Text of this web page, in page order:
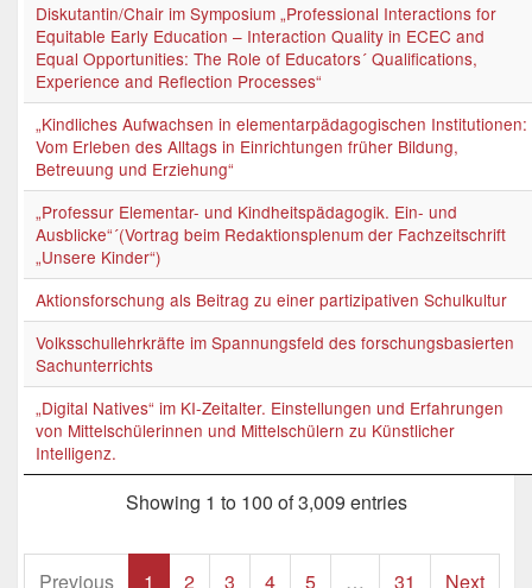
Diskutantin/Chair im Symposium „Professional Interactions for
Equitable Early Education – Interaction Quality in ECEC and
Equal Opportunities: The Role of Educators´ Qualifications,
Experience and Reflection Processes“
„Kindliches Aufwachsen in elementarpädagogischen Institutionen:
Vom Erleben des Alltags in Einrichtungen früher Bildung,
Betreuung und Erziehung“
„Professur Elementar- und Kindheitspädagogik. Ein- und
Ausblicke“´(Vortrag beim Redaktionsplenum der Fachzeitschrift
„Unsere Kinder“)
Aktionsforschung als Beitrag zu einer partizipativen Schulkultur
Volksschullehrkräfte im Spannungsfeld des forschungsbasierten
Sachunterrichts
„Digital Natives“ im KI-Zeitalter. Einstellungen und Erfahrungen
von Mittelschülerinnen und Mittelschülern zu Künstlicher
Intelligenz.
Showing 1 to 100 of 3,009 entries
Previous 1 2 3 4 5 … 31 Next